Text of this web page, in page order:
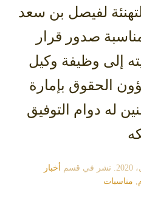
لفيصل بن سعد
صدور قرار
إلى وظيفة وكيل
الحقوق بإمارة
له دوام التوفيق
. نشر في قسم
أخبار
, مناسبات